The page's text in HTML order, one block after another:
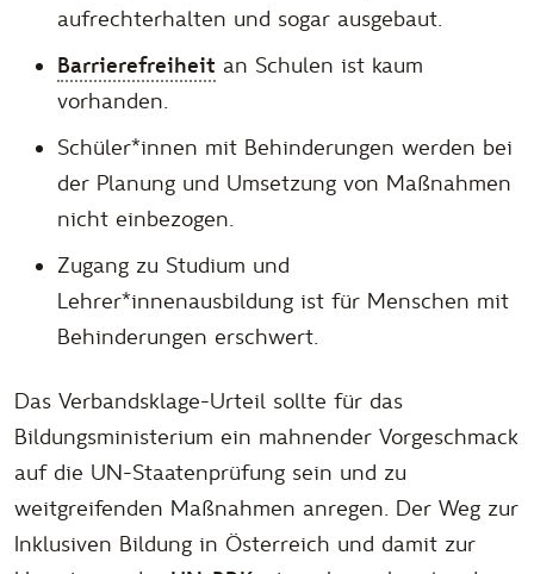
aufrechterhalten und sogar ausgebaut.
Barrierefreiheit an Schulen ist kaum
vorhanden.
Schüler*innen mit Behinderungen werden bei
der Planung und Umsetzung von Maßnahmen
nicht einbezogen.
Zugang zu Studium und
Lehrer*innenausbildung ist für Menschen mit
Behinderungen erschwert.
Das Verbandsklage-Urteil sollte für das
Bildungsministerium ein mahnender Vorgeschmack
auf die UN-Staatenprüfung sein und zu
weitgreifenden Maßnahmen anregen. Der Weg zur
Inklusiven Bildung in Österreich und damit zur